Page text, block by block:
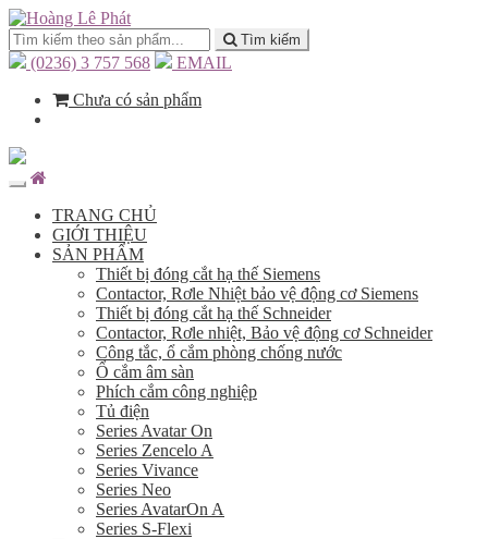
Tìm kiếm
(0236) 3 757 568
EMAIL
Chưa có sản phẩm
TRANG CHỦ
GIỚI THIỆU
SẢN PHẨM
Thiết bị đóng cắt hạ thế Siemens
Contactor, Rơle Nhiệt bảo vệ động cơ Siemens
Thiết bị đóng cắt hạ thế Schneider
Contactor, Rơle nhiệt, Bảo vệ động cơ Schneider
Công tắc, ổ cắm phòng chống nước
Ổ cắm âm sàn
Phích cắm công nghiệp
Tủ điện
Series Avatar On
Series Zencelo A
Series Vivance
Series Neo
Series AvatarOn A
Series S-Flexi